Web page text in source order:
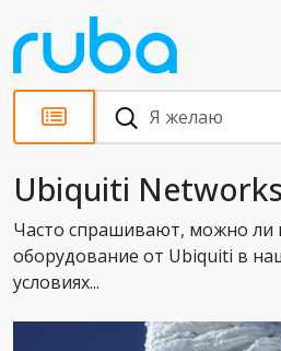
Статьи
Ubiquiti
Часто спрашивают, можно ли
оборудование от Ubiquiti в
условиях...